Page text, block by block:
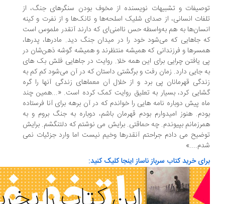
و تشبیهات نویسنده از مخوف بودن سنگرهای جنگ، از
انسانی، از صدای شلیک اسلحه‌ها و تانک‌ها و از نفرت و کینه
به هم به‌واسطه حس ناامنی‌ای که دارند آنقدر ملموس است
جاهایی که می‌شود خود را در میدان جنگ دید. مادرها، پدرها،
و فرزندانی که همیشه منتظرند و همیشه گوشه ذهن‌شان در
یافتن چرایی برای این همه خلا. روایت در جاهایی فلش بک های
جایی دارد. زمان رفت و برگشتی داستان که در آن می‌شود کم کم به
قهرمانان پی برد و از خلال آن معماهای زندگی آنها را گره
کرد، بسیار به تعلیق روایت کمک کرده است. «...همین چند
پیش دوباره نامه هایی را خواندم که در آن برهه برای آنا فرستاده
هنوز امیدوارم بودم قهرمان باشم، دوباره به جنگ بروم و به
بپیوندم. چه حماقتی. برایش می نوشتم که دلتنگشم. برایش
می دادم جراحتم آنقدرها وخیم نیست اما وارد جزئیات نمی
خرید کتاب سرباز ناساز اینجا کلیک کنید: